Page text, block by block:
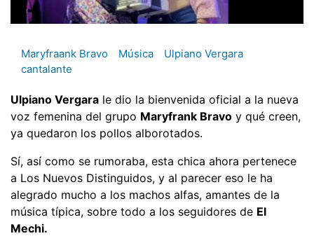
Maryfraank Bravo Música
Ulpiano Vergara
cantalante
Ulpiano Vergara le dio la bienvenida oficial a la nueva
voz femenina del grupo Maryfrank Bravo y qué creen,
ya quedaron los pollos alborotados.
Sí, así como se rumoraba, esta chica ahora pertenece
a Los Nuevos Distinguidos, y al parecer eso le ha
alegrado mucho a los machos alfas, amantes de la
música típica, sobre todo a los seguidores de El
Mechi.